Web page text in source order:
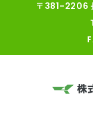
〒381-2206